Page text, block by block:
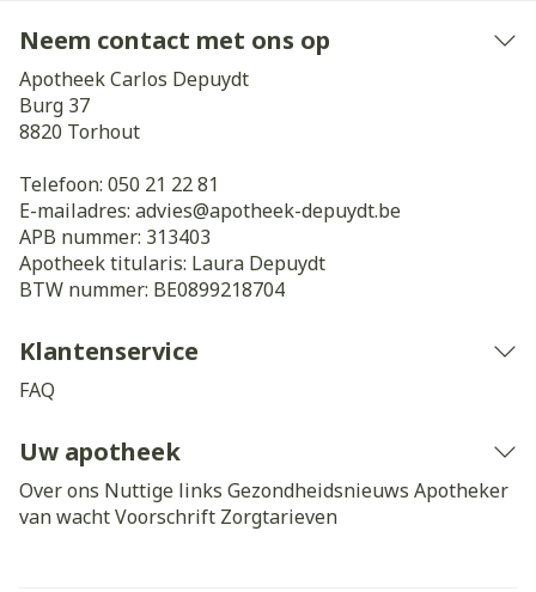
Neem contact met ons op
Apotheek Carlos Depuydt
Burg 37
8820 Torhout
Telefoon: 050 21 22 81
E-mailadres: advies@apotheek-depuydt.be
APB nummer: 313403
Apotheek titularis: Laura Depuydt
BTW nummer: BE0899218704
Klantenservice
FAQ
Uw apotheek
Over ons Nuttige links Gezondheidsnieuws Apotheker
van wachtVoorschrift Zorgtarieven